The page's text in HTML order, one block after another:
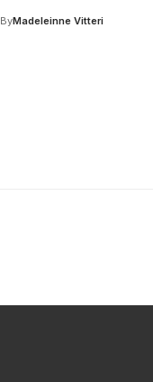
ByMadeleinne Vitteri